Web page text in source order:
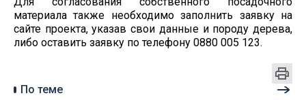
материала также необходимо заполнить заявку на
сайте проекта, указав свои данные и породу дерева,
либо оставить заявку по телефону 0880 005 123.
По теме